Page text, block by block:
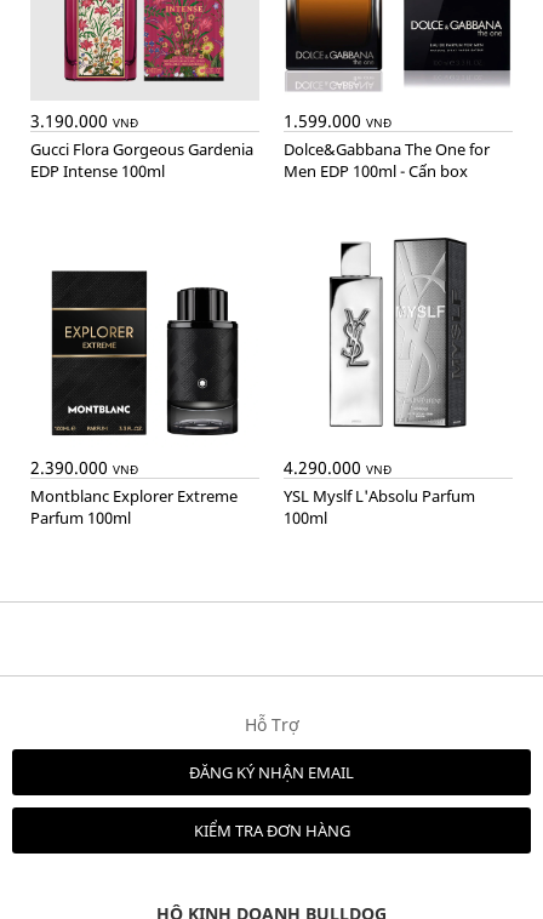
3.190.000 VNĐ
Gucci Flora Gorgeous Gardenia
EDP Intense 100ml
1.599.000 VNĐ
Dolce&Gabbana The One for
Men EDP 100ml - Cấn box
2.390.000 VNĐ
Montblanc Explorer Extreme
Parfum 100ml
4.290.000 VNĐ
YSL Myslf L'Absolu Parfum
100ml
Hỗ Trợ
ĐĂNG KÝ NHẬN EMAIL
KIỂM TRA ĐƠN HÀNG
HỘ KINH DOANH BULLDOG